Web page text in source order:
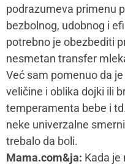
podrazumeva primenu
bezbolnog, udobnog i
potrebno je obezbediti
nesmetan transfer
Već sam pomenuo da
veličine i oblika dojki ili
temperamenta bebe i
neke univerzalne
trebalo da boli.
Mama.com&ja: Kada je